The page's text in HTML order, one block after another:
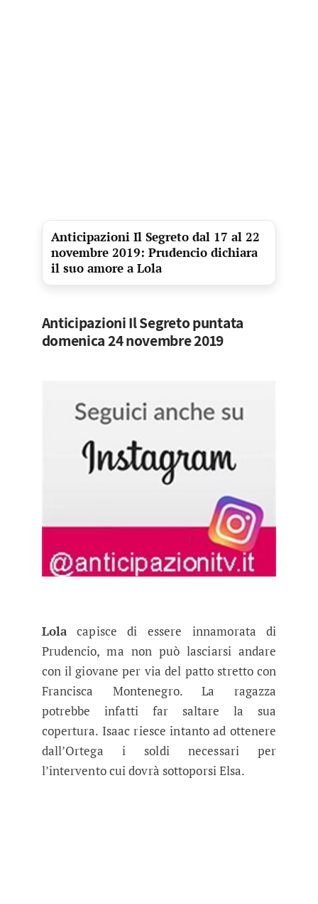
Anticipazioni Il Segreto dal 17 al 22
novembre 2019: Prudencio dichiara
il suo amore a Lola
Anticipazioni Il Segreto puntata
domenica 24 novembre 2019
Lolacapisce di essere innamorata di
Prudencio, ma non può lasciarsi andare
con il giovane per via del patto stretto con
Francisca Montenegro. La ragazza
potrebbe infatti far saltare la sua
copertura. Isaac riesce intanto ad ottenere
dall’Ortega i soldi necessari per
l’intervento cui dovrà sottoporsi Elsa.